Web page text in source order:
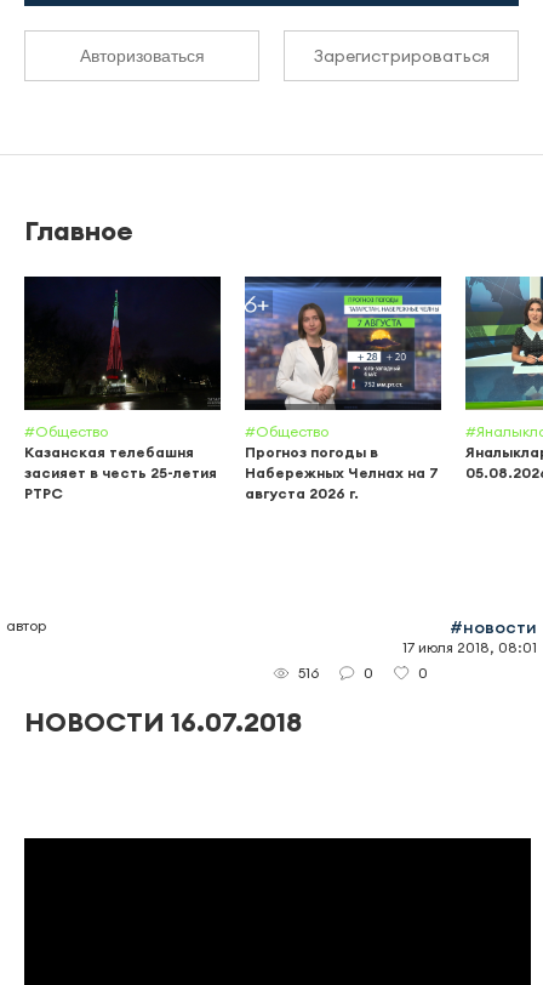
Авторизоваться Зарегистрироваться
Главное
#Общество
Казанская телебашня
засияет в честь 25-летия
РТРС
#Общество
Прогноз погоды в
Набережных Челнах на 7
августа 2026 г.
автор #новости
17 июля 2018, 08:01
516
0 0
НОВОСТИ 16.07.2018